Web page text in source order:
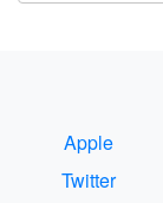
Apple
Twitter